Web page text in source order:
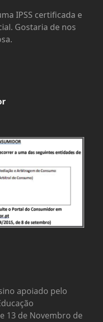
IPSS certificada e
Gostaria de nos
apoiado pelo
13 de Novembro de